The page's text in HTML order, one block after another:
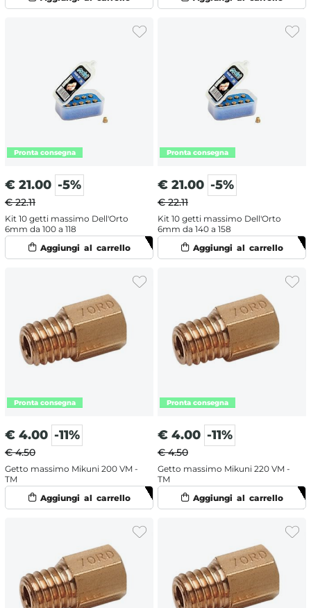
€ 21.00 -5%
€ 22.11
Kit 10 getti massimo Dell'Orto
6mm da 100 a 118
€ 21.00 -5%
€ 22.11
Kit 10 getti massimo Dell'Orto
6mm da 140 a 158
€ 4.00 -11%
€ 4.50
Getto massimo Mikuni 200 VM -
TM
€ 4.00 -11%
€ 4.50
Getto massimo Mikuni 220 VM -
TM